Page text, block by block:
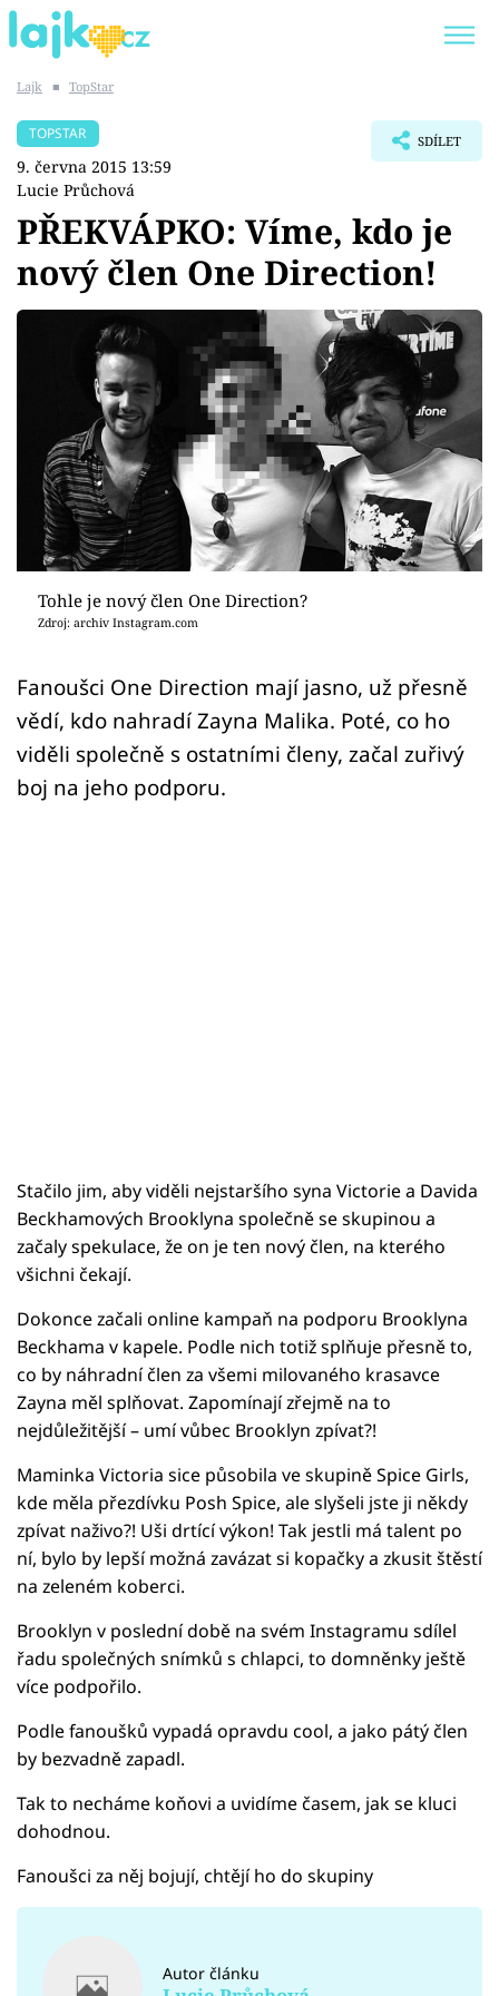
SHOPAHOLICADEL
Témata
Showbyznys
Youtubeři
Virály
Sex a vztahy
Videa
Sledujte prima+
Přihlášení
Sledujte nás
Lajk ■ TopStar
TOPSTAR
9. června 2015 13:59
Lucie Průchová
SDÍLET
PŘEKVÁPKO: Víme, kdo je
nový člen One Direction!
Tohle je nový člen One Direction?
Zdroj: archiv Instagram.com
Fanoušci One Direction mají jasno, už přesně
vědí, kdo nahradí Zayna Malika. Poté, co ho
viděli společně s ostatními členy, začal zuřivý
boj na jeho podporu.
Stačilo jim, aby viděli nejstaršího syna Victorie a Davida
Beckhamových Brooklyna společně se skupinou a
začaly spekulace, že on je ten nový člen, na kterého
všichni čekají.
Dokonce začali online kampaň na podporu Brooklyna
Beckhama v kapele. Podle nich totiž splňuje přesně to,
co by náhradní člen za všemi milovaného krasavce
Zayna měl splňovat. Zapomínají zřejmě na to
nejdůležitější – umí vůbec Brooklyn zpívat?!
Maminka Victoria sice působila ve skupině Spice Girls,
kde měla přezdívku Posh Spice, ale slyšeli jste ji někdy
zpívat naživo?! Uši drtící výkon! Tak jestli má talent po
ní, bylo by lepší možná zavázat si kopačky a zkusit štěstí
na zeleném koberci.
Brooklyn v poslední době na svém Instagramu sdílel
řadu společných snímků s chlapci, to domněnky ještě
více podpořilo.
Podle fanoušků vypadá opravdu cool, a jako pátý člen
by bezvadně zapadl.
Tak to necháme koňovi a uvidíme časem, jak se kluci
dohodnou.
Fanoušci za něj bojují, chtějí ho do skupiny
Autor článku